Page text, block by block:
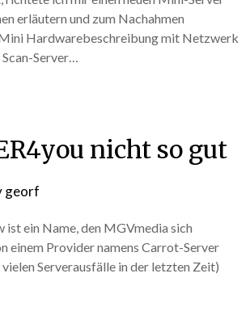
erläutern und zum Nachahmen
Hardwarebeschreibung mit Netzwerk
Server…
nicht so gut
georf
ein Name, den MGVmedia sich
einem Provider namens Carrot-Server
Serverausfälle in der letzten Zeit)